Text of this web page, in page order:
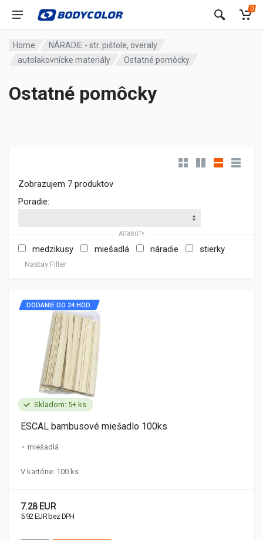
0
Home
NÁRADIE - str. pištole, overaly
autolakovnícke materiály
Ostatné pomôcky
Ostatné pomôcky
Zobrazujem 7 produktov
Poradie:
ATRIBÚTY
medzikusy miešadlá náradie stierky
Nastav Filter
Skladom: 5+ ks
DODANIE DO 24 HOD.
ESCAL bambusové miešadlo 100ks
miešadlá
V kartóne: 100 ks
7.28 EUR
5.92 EUR bez DPH